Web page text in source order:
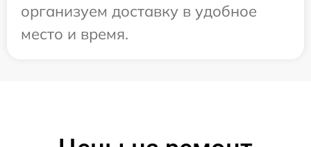
организуем доставку в удобное
место и время.